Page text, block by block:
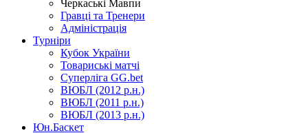
Черкаські Мавпи
Гравці та Тренери
Адміністрація
Турніри
Кубок України
Товариські матчі
Суперліга GG.bet
ВЮБЛ (2012 р.н.)
ВЮБЛ (2011 р.н.)
ВЮБЛ (2013 р.н.)
Юн.Баскет